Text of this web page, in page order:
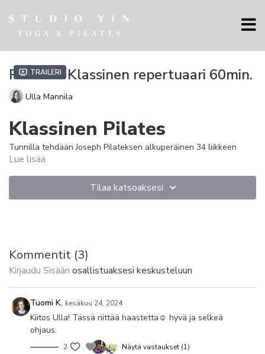
Traileri
Pilates - Klassinen repertuaari 60min.
Ulla Mannila
Klassinen Pilates
Tunnilla tehdään Joseph Pilateksen alkuperäinen 34 liikkeen
mattosarja alusta loppuun. Pilatestunneilla tehtävät liikkeet
Mitä on Pilates?
Pilates on Joseph Pilateksen (1880–1967) luoma
kehonhallintamenetelmä, jonka tavoitteena on kehittää voimaa,
kestävyyttä, liikkuvuutta ja ryhtiä vahvistamalla kehon
keskialuetta ja syviä tukilihaksia. Kehon liikehallinta lisääntyy
voima-, liikkuvuus- ja koordinaatioharjoitteilla. Pilateksen avulla
oppii tuntemaan lantion, hartioiden ja vatsakorsetin alueen syvät
lihakset.
Lue lisää
Tilaa katsoaksesi
Kommentit (3)
Kirjaudu Sisään osallistuaksesi keskusteluun
Tuomi K. kesäkuu 24, 2024
Kiitos Ulla! Tässä riittää haastetta☺️ hyvä ja selkeä
ohjaus.
2 Näytä vastaukset (1)